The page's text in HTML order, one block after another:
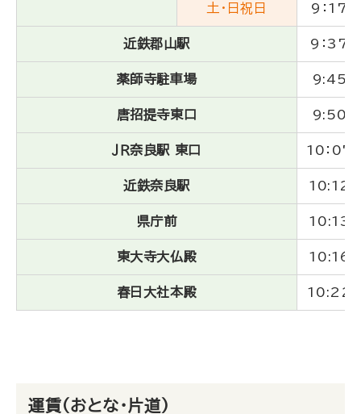
土・日祝日 9：17
近鉄郡山駅 9：37
薬師寺駐車場 9:45
唐招提寺東口 9:50
ＪＲ奈良駅 東口 10：07
近鉄奈良駅 10:12
県庁前 10:13
東大寺大仏殿 10:16
春日大社本殿 10:22
運賃（おとな・片道）